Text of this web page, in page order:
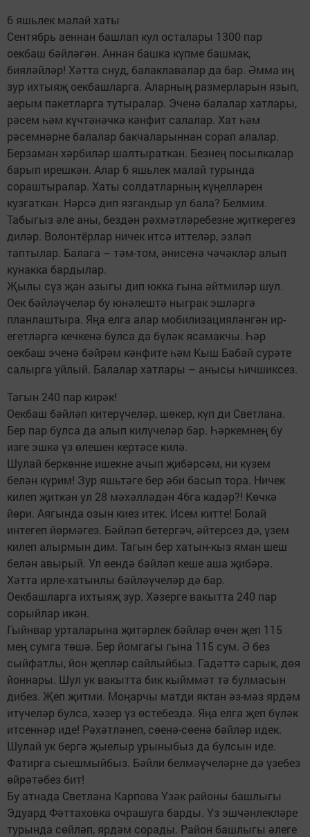
6 яшьлек малай хаты
Сентябрь аеннан башлап кул осталары 1300 пар
оекбаш бәйләгән. Аннан башка күпме башмак,
бияләйләр! Хәтта снуд, балаклавалар да бар. Әмма иң
зур ихтыяҗ оекбашларга. Аларның размерларын язып,
аерым пакетларга тутыралар. Эченә балалар хатлары,
рәсем һәм күчтәнәчкә кәнфит салалар. Хат һәм
рәсемнәрне балалар бакчаларыннан сорап алалар.
Берзаман хәрбиләр шалтыраткан. Безнең посылкалар
барып ирешкән. Алар 6 яшьлек малай турында
сораштыралар. Хаты солдатларның күңелләрен
кузгаткан. Нәрсә дип язгандыр ул бала? Белмим.
Табыгыз әле аны, бездән рәхмәтләребезне җиткерегез
диләр. Волонтёрлар ничек итсә иттеләр, эзләп
таптылар. Балага – тәм-том, әнисенә чәчәкләр алып
кунакка бардылар.
Җылы сүз җан азыгы дип юкка гына әйтмиләр шул.
Оек бәйләүчеләр бу юнәлештә ныграк эшләргә
планлаштыра. Яңа елга алар мобилизацияләнгән ир-
егетләргә кечкенә булса да бүләк ясамакчы. Һәр
оекбаш эченә бәйрәм кәнфите һәм Кыш Бабай сурәте
салырга уйлый. Балалар хатлары – анысы һичшиксез.
Тагын 240 пар кирәк!
Оекбаш бәйләп китерүчеләр, шөкер, күп ди Светлана.
Бер пар булса да алып килүчеләр бар. Һәркемнең бу
изге эшкә үз өлешен кертәсе килә.
Шулай беркөнне ишекне ачып җибәрсәм, ни күзем
белән күрим! Зур яшьтәге бер әби басып тора. Ничек
килеп җиткән ул 28 мәхәлләдән 46га кадәр?! Көчкә
йөри. Аягында озын киез итек. Исем китте! Болай
интегеп йөрмәгез. Бәйләп бетергәч, әйтерсез дә, үзем
килеп алырмын дим. Тагын бер хатын-кыз яман шеш
белән авырый. Ул өендә бәйләп кеше аша җибәрә.
Хәтта ирле-хатынлы бәйләүчеләр дә бар.
Оекбашларга ихтыяҗ зур. Хәзерге вакытта 240 пар
сорыйлар икән.
Гыйнвар урталарына җитәрлек бәйләр өчен җеп 115
мең сумга төшә. Бер йомгагы гына 115 сум. Ә без
сыйфатлы, йон җепләр сайлыйбыз. Гадәттә сарык, дөя
йоннары. Шул ук вакытта бик кыйммәт тә булмасын
дибез. Җеп җитми. Моңарчы матди яктан әз-мәз ярдәм
итүчеләр булса, хәзер үз өстебездә. Яңа елга җеп бүләк
итсеннәр иде! Рәхәтләнеп, сөенә-сөенә бәйләр идек.
Шулай ук бергә җыелыр урыныбыз да булсын иде.
Фатирга сыешмыйбыз. Бәйли белмәүчеләрне дә үзебез
өйрәтәбез бит!
Бу атнада Светлана Карпова Үзәк районы башлыгы
Эдуард Фәттаховка очрашуга барды. Үз эшчәнлекләре
турында сөйләп, ярдәм сорады. Район башлыгы әлеге